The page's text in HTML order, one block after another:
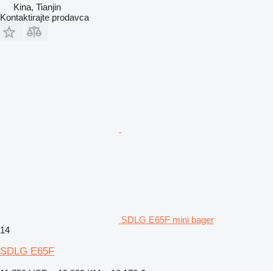
Kina, Tianjin
Kontaktirajte prodavca
SDLG E65F mini bager
14
SDLG E65F